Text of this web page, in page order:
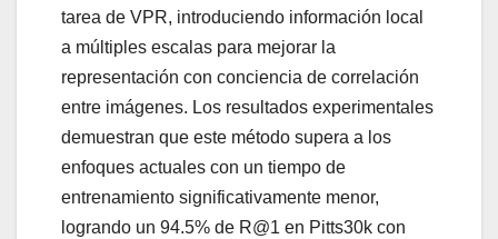
tarea de VPR, introduciendo información local
a múltiples escalas para mejorar la
representación con conciencia de correlación
entre imágenes. Los resultados experimentales
demuestran que este método supera a los
enfoques actuales con un tiempo de
entrenamiento significativamente menor,
logrando un 94.5% de R@1 en Pitts30k con